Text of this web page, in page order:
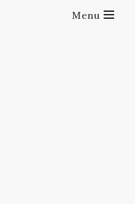
Menu